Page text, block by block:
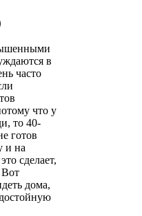
в
часто
что у
то 40-
готов
и на
сделает,
Вот
дома,